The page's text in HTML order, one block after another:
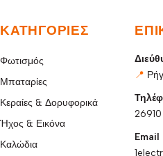
ΚΑΤΗΓΟΡΊΕΣ
Φωτισμός
Μπαταρίες
Κεραίες & Δορυφορικά
Ήχος & Εικόνα
Καλώδια
📍
Email